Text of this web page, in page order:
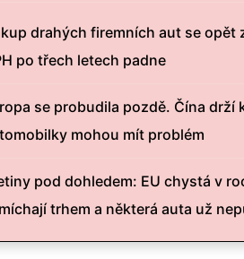
drahých firemních aut se opět
po třech letech padne
se probudila pozdě. Čína drží
mohou mít problém
pod dohledem: EU chystá v
trhem a některá auta už